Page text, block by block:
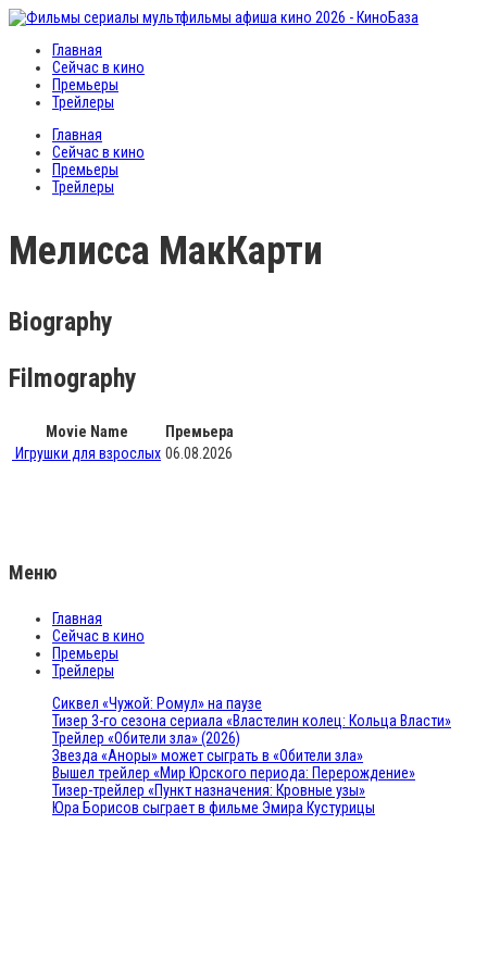
Главная
Сейчас в кино
Премьеры
Трейлеры
Главная
Сейчас в кино
Премьеры
Трейлеры
Мелисса МакКарти
Biography
Filmography
Movie Name
Премьера
Игрушки для взрослых 06.08.2026
Меню
Главная
Сейчас в кино
Премьеры
Трейлеры
Сиквел «Чужой: Ромул» на паузе
Тизер 3-го сезона сериала «Властелин колец: Кольца Власти»
Трейлер «Обители зла» (2026)
Звезда «Аноры» может сыграть в «Обители зла»
Вышел трейлер «Мир Юрского периода: Перерождение»
Тизер-трейлер «Пункт назначения: Кровные узы»
Юра Борисов сыграет в фильме Эмира Кустурицы